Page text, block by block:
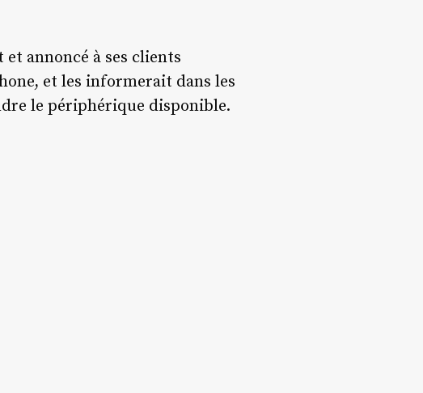
annoncé à ses clients
et les informerait dans les
le périphérique disponible.